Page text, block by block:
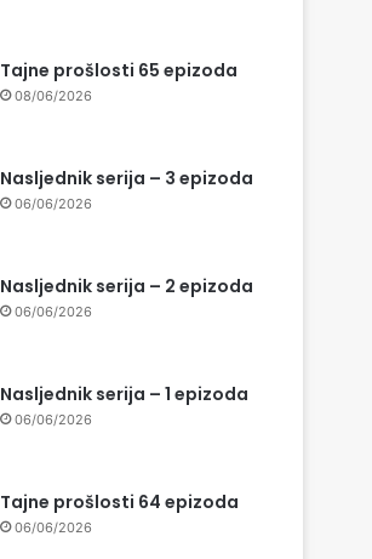
Tajne prošlosti 65 epizoda
08/06/2026
Nasljednik serija – 3 epizoda
06/06/2026
Nasljednik serija – 2 epizoda
06/06/2026
Nasljednik serija – 1 epizoda
06/06/2026
Tajne prošlosti 64 epizoda
06/06/2026